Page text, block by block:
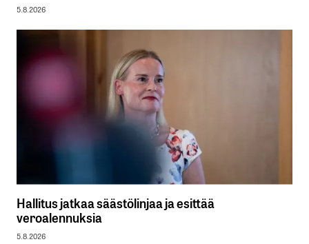
5.8.2026
Hallitus jatkaa säästölinjaa ja esittää
veroalennuksia
5.8.2026